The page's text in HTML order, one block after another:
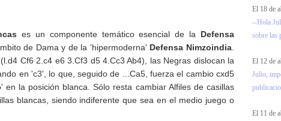
es un componente temático esencial de la Defensa
de Dama y de la 'hipermoderna' Defensa Nimzoindia
Cf6 2.c4 e6 3.Cf3 d5 4.Cc3 Ab4), las Negras dislocan la
en 'c3', lo que, seguido de ...Ca5, fuerza el cambio cxd5
la posición blanca. Sólo resta cambiar Alfiles de casillas
blancas, siendo indiferente que sea en el medio juego o
El 18 de
--Hola
sobre las
El 12 de
Julio,
El 11 de